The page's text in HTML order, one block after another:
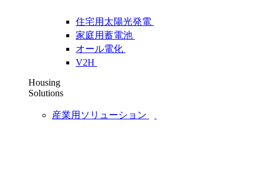
住宅用太陽光発電
家庭用蓄電池
オール電化
V2H
Housing
Solutions
産業用ソリューション